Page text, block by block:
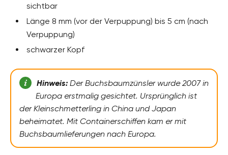
sichtbar
Länge 8 mm (vor der Verpuppung) bis 5 cm (nach
Verpuppung)
schwarzer Kopf
Hinweis: Der Buchsbaumzünsler wurde 2007 in
Europa erstmalig gesichtet. Ursprünglich ist
der Kleinschmetterling in China und Japan
beheimatet. Mit Containerschiffen kam er mit
Buchsbaumlieferungen nach Europa.